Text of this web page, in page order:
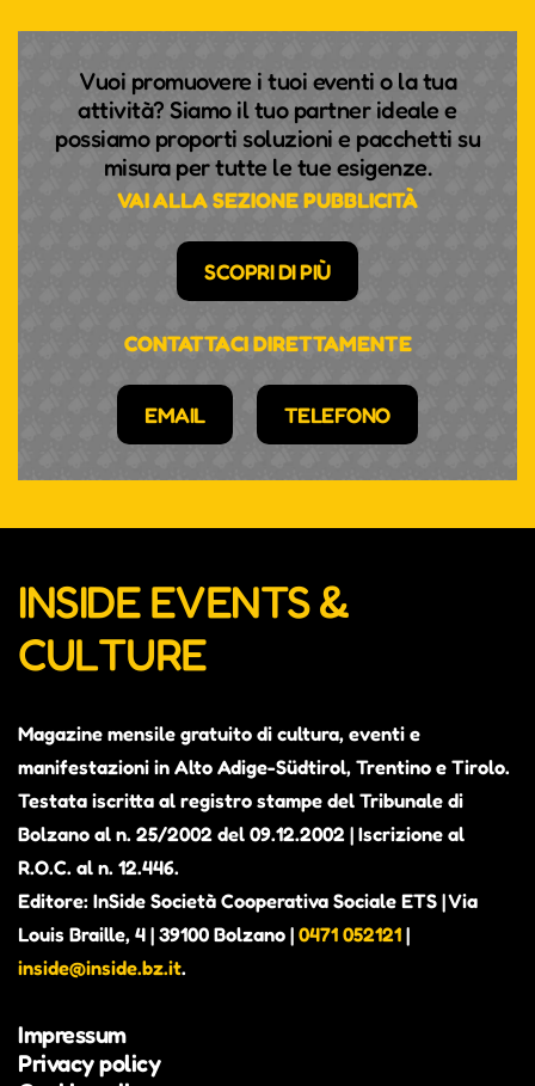
Vuoi promuovere i tuoi eventi o la tua
attività? Siamo il tuo partner ideale e
possiamo proporti soluzioni e pacchetti su
misura per tutte le tue esigenze.
VAI ALLA SEZIONE PUBBLICITÀ
SCOPRI DI PIÙ
CONTATTACI DIRETTAMENTE
EMAIL TELEFONO
INSIDE EVENTS &
CULTURE
Magazine mensile gratuito di cultura, eventi e
manifestazioni in Alto Adige-Südtirol, Trentino e Tirolo.
Testata iscritta al registro stampe del Tribunale di
Bolzano al n. 25/2002 del 09.12.2002 | Iscrizione al
R.O.C. al n. 12.446.
Editore: InSide Società Cooperativa Sociale ETS | Via
Louis Braille, 4 | 39100 Bolzano | 0471 052121 |
inside@inside.bz.it.
Impressum
Privacy policy